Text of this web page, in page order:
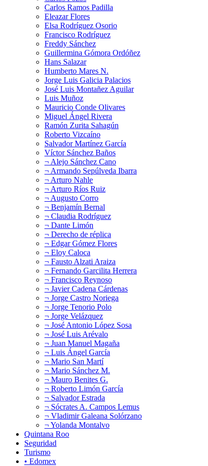
Carlos Ramos Padilla
Eleazar Flores
Elsa Rodríguez Osorio
Francisco Rodríguez
Freddy Sánchez
Guillermina Gómora Ordóñez
Hans Salazar
Humberto Mares N.
Jorge Luis Galicia Palacios
José Luis Montañez Aguilar
Luis Muñoz
Mauricio Conde Olivares
Miguel Ángel Rivera
Ramón Zurita Sahagún
Roberto Vizcaíno
Salvador Martínez García
Víctor Sánchez Baños
¬ Alejo Sánchez Cano
¬ Armando Sepúlveda Ibarra
¬ Arturo Nahle
¬ Arturo Ríos Ruiz
¬ Augusto Corro
¬ Benjamín Bernal
¬ Claudia Rodríguez
¬ Dante Limón
¬ Derecho de réplica
¬ Edgar Gómez Flores
¬ Eloy Caloca
¬ Fausto Alzati Araiza
¬ Fernando Garcilita Herrera
¬ Francisco Reynoso
¬ Javier Cadena Cárdenas
¬ Jorge Castro Noriega
¬ Jorge Tenorio Polo
¬ Jorge Velázquez
¬ José Antonio López Sosa
¬ José Luis Arévalo
¬ Juan Manuel Magaña
¬ Luis Ángel García
¬ Mario San Martí
¬ Mario Sánchez M.
¬ Mauro Benites G.
¬ Roberto Limón García
¬ Salvador Estrada
¬ Sócrates A. Campos Lemus
¬ Vladimir Galeana Solórzano
¬ Yolanda Montalvo
Quintana Roo
Seguridad
Turismo
• Edomex